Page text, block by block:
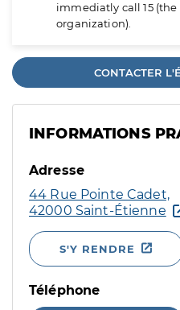
immediatly call 15
organization).
CONTACTER
INFORMATIONS
Adresse
44 Rue Pointe Cadet,
42000 Saint-Étienne
S'Y RENDRE
Téléphone